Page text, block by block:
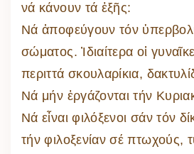
νά κάνουν τά ἑξῆς:
Νά ἀποφεύγουν τόν
σώματος. Ἰδιαίτερα οἱ
περιττά σκουλαρίκια,
Νά μήν ἐργάζονται τήν
Νά εἶναι φιλόξενοι σάν τόν
τήν φιλοξενίαν σέ πτωχούς,